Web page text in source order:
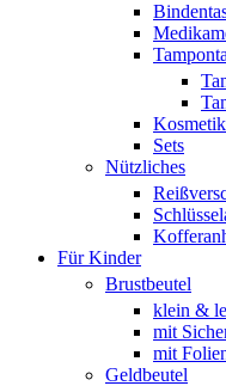
Sets
Nützliches
Für Kinder
Brustbeutel
klein &
mit
mit
Geldbeutel